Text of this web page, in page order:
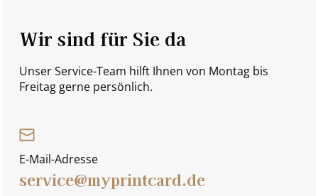
Wir sind für Sie da
Unser Service-Team hilft Ihnen von Montag bis
Freitag gerne persönlich.
E-Mail-Adresse
service@myprintcard.de